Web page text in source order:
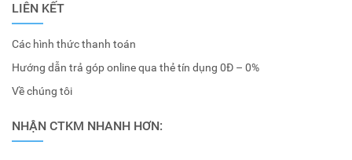
LIÊN KẾT
Các hình thức thanh toán
Hướng dẫn trả góp online qua thẻ tín dụng 0Đ – 0%
Về chúng tôi
NHẬN CTKM NHANH HƠN: